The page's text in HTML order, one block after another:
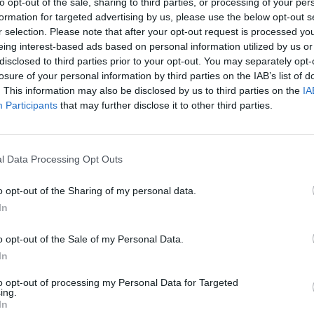
for targeted advertising by us, please use the below opt-out
selection. Please note that after your opt-out request is processed
interest-based ads based on personal information utilized by us
to third parties prior to your opt-out. You may separately
of your personal information by third parties on the IAB’s list of
This information may also be disclosed by us to third parties on the
Participants that may further disclose it to other third parties.
Data Processing Opt Outs
opt-out of the Sharing of my personal data.
opt-out of the Sale of my Personal Data.
opt-out of processing my Personal Data for Targeted
de Pretoria en Afrique du Sud, Oscar
de Reeva Steenkamp le 14 février dernier.
l’ex-champion paralympique ne sera pas
Selon la juge Thokozile Masipa, du
Oscar Pistorius n’est pas coupable du
février dernier (Jour de Saint-Valentin
que l’ex-champion paralympique ne sera
Pistorius n’est pas coupable de meurtre.